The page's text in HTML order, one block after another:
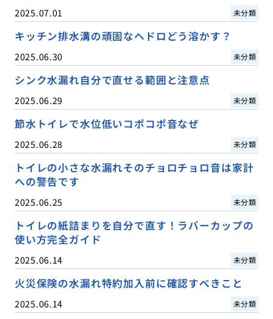
2025.07.01 未分類
キッチン排水溝の頑固なヘドロどう溶かす？
2025.06.30 未分類
シンク水漏れ自分で直せる範囲と注意点
2025.06.29 未分類
節水トイレで水位低いコポコポ音なぜ
2025.06.28 未分類
トイレの小さな水漏れそのチョロチョロ音は家計
への警告です
2025.06.25 未分類
トイレの紙詰まりを自分で直す！ラバーカップの
使い方完全ガイド
2025.06.14 未分類
火災保険の水漏れ特約加入前に確認すべきこと
2025.06.14 未分類